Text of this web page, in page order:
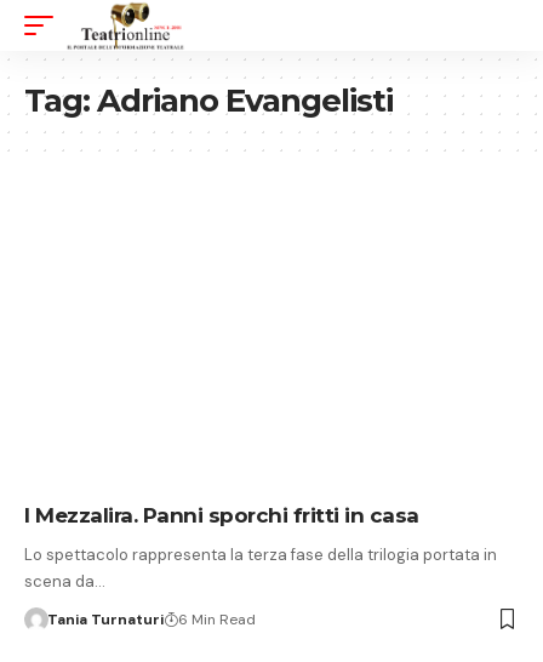
Tag:Adriano Evangelisti
I Mezzalira. Panni sporchi fritti in casa
Lo spettacolo rappresenta la terza fase della trilogia portata in
scena da…
Tania Turnaturi 6 Min Read